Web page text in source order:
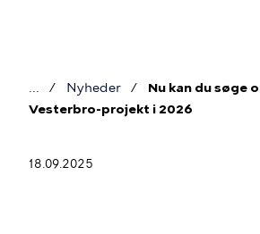
Brødkrumme
Nyheder
Nu kan du søge
Vesterbro-projekt i 2026
18.09.2025